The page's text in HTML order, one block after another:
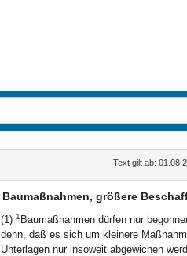
Text gilt ab:
Baumaßnahmen, größere
(1) 1 Baumaßnahmen dürfen nur
denn, daß es sich um kleinere
Unterlagen nur insoweit abgewichen